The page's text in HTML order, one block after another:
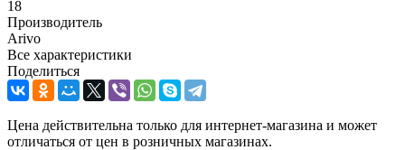
18
Производитель
Arivo
Все характеристики
Поделиться
Цена действительна только для интернет-магазина и может
отличаться от цен в розничных магазинах.